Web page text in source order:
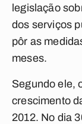
legislação
dos serviços
pôr as
meses.
Segundo ele,
crescimento
2012. No dia